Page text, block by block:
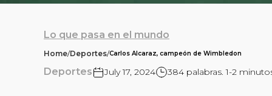
Lo que pasa en el mundo
Home/Deportes/Carlos Alcaraz, campeón de Wimbledon
Deportes July 17, 2024 384 palabras. 1-2